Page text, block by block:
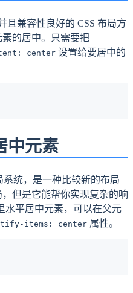
且兼容性良好的 CSS 布局方
的居中。只需要把
center 设置给要居中的
中元素
系统，是一种比较新的布局
但是它能帮你实现复杂的响
水平居中元素，可以在父元
items: center 属性。